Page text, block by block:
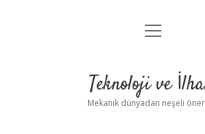
Anasayfa
Yasal Uyarı
menüyü
Teknoloji ve
Mekanik dünyadan neşeli